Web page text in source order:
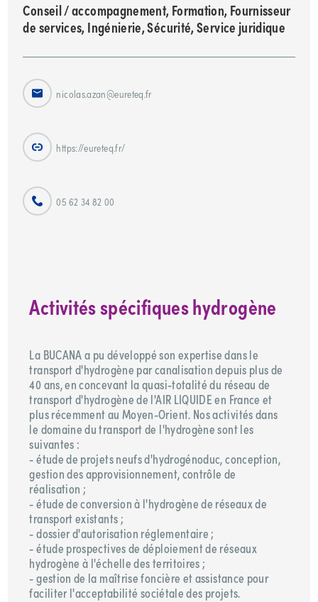
Conseil / accompagnement, Formation, Fournisseur
de services, Ingénierie, Sécurité, Service juridique
nicolas.azan@eureteq.fr
https://eureteq.fr/
05 62 34 82 00
Activités spécifiques hydrogène
La BUCANA a pu développé son expertise dans le
transport d'hydrogène par canalisation depuis plus de
40 ans, en concevant la quasi-totalité du réseau de
transport d'hydrogène de l'AIR LIQUIDE en France et
plus récemment au Moyen-Orient. Nos activités dans
le domaine du transport de l'hydrogène sont les
suivantes :
- étude de projets neufs d'hydrogénoduc, conception,
gestion des approvisionnement, contrôle de
réalisation ;
- étude de conversion à l'hydrogène de réseaux de
transport existants ;
- dossier d'autorisation réglementaire ;
- étude prospectives de déploiement de réseaux
hydrogène à l'échelle des territoires ;
- gestion de la maîtrise foncière et assistance pour
faciliter l'acceptabilité sociétale des projets.